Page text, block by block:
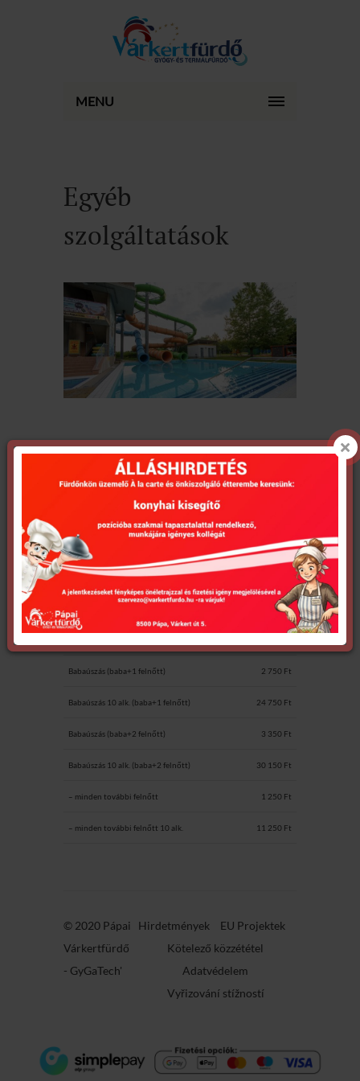
MENU
Egyéb
szolgáltatások
Egyéb
Ajándékkártya (szauna) fürdőbelépővel együtt
Ajándékkártya (masszázs) 30 perc
7 700
Ft
Ft
Kísérőjegy – fürdésre nem jogosít 600 Ft
Babaúszás (baba+1 felnőtt) 2 750 Ft
Babaúszás 10 alk. (baba+1 felnőtt) 24 750 Ft
Babaúszás (baba+2 felnőtt) 3 350 Ft
Babaúszás 10 alk. (baba+2 felnőtt) 30 150 Ft
– minden további felnőtt 1 250 Ft
– minden további felnőtt 10 alk. 11 250 Ft
© 2020 Pápai
Várkertfürdő
- GyGaTech'
Hirdetmények
EU Projektek
Kötelező közzététel
Adatvédelem
Vyřizování stížností